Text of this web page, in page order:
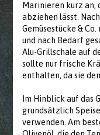
Marinieren kurz
abziehen lässt.
Gemüsestücke &
und nach Bedarf
Alu-Grillschale auf
sollte nur frische
enthalten, da sie
Im Hinblick auf das
grundsätzlich
verwenden. Am